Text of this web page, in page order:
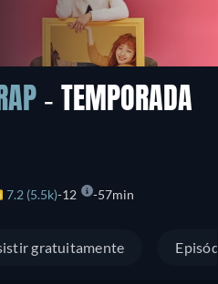
- TEMPORADA
7.2 (5.5k) 12 57min
gratuitamente